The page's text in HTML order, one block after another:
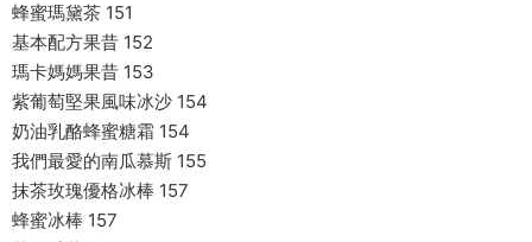
蜂蜜瑪黛茶 151
基本配方果昔 152
瑪卡媽媽果昔 153
紫葡萄堅果風味冰沙 154
奶油乳酪蜂蜜糖霜 154
我們最愛的南瓜慕斯 155
抹茶玫瑰優格冰棒 157
蜂蜜冰棒 157